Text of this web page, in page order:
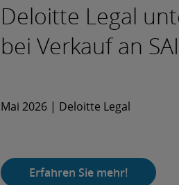
Deloitte Legal
bei Verkauf an
Mai 2026 | Deloitte Legal
Erfahren Sie mehr!